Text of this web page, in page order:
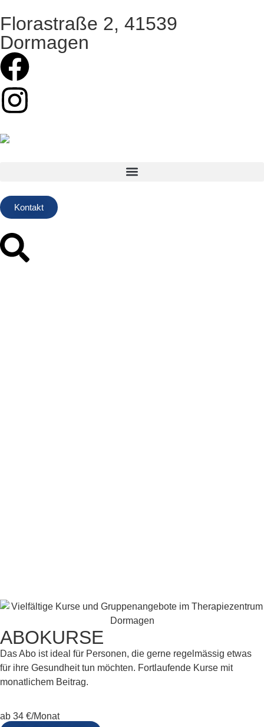
Florastraße 2, 41539
Dormagen
Kontakt
ABOKURSE
Das Abo ist ideal für Personen, die gerne regelmässig etwas
für ihre Gesundheit tun möchten. Fortlaufende Kurse mit
monatlichem Beitrag.
ab 34 €/Monat